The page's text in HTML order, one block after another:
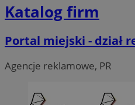
Katalog firm
Portal miejski - dział
Agencje reklamowe, PR